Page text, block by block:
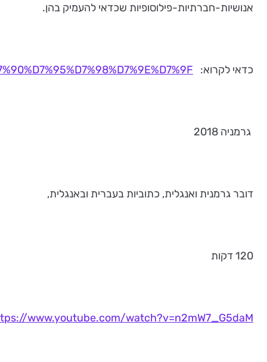
אנושיות-חברתיות-פילוסופיות שכדאי להעמיק בהן.
כדאי לקרוא:
גרמניה 2018
דובר גרמנית ואנגלית, כתוביות בעברית ובאנגלית,
120 דקות
www.youtube.com/watch?v=n2mW7_G5daM